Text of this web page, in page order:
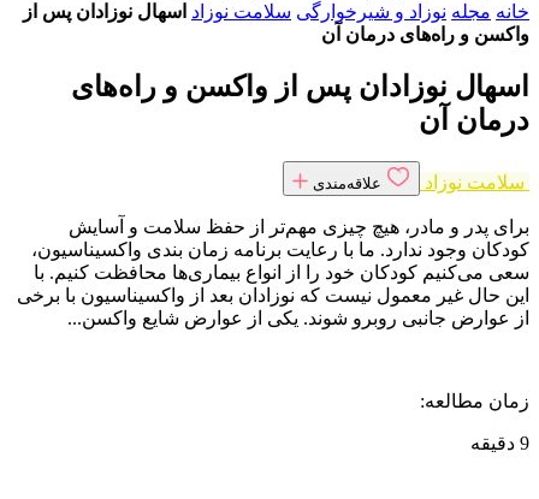
خانه مجله نوزاد و شیرخوارگی سلامت نوزاد اسهال نوزادان پس از
واکسن و راه‌های درمان آن
اسهال نوزادان پس از واکسن و راه‌های
درمان آن
سلامت نوزاد علاقه‌مندی
برای پدر و مادر، هیچ چیزی مهم‌تر از حفظ سلامت و آسایش
کودکان وجود ندارد. ما با رعایت برنامه‌ زمان بندی واکسیناسیون،
سعی می‌کنیم کودکان خود را از انواع بیماری‌ها محافظت کنیم. با
این حال غیر معمول نیست که نوزادان بعد از واکسیناسیون با برخی
از عوارض جانبی روبرو شوند. یکی از عوارض شایع واکسن...
زمان مطالعه:
9 دقیقه